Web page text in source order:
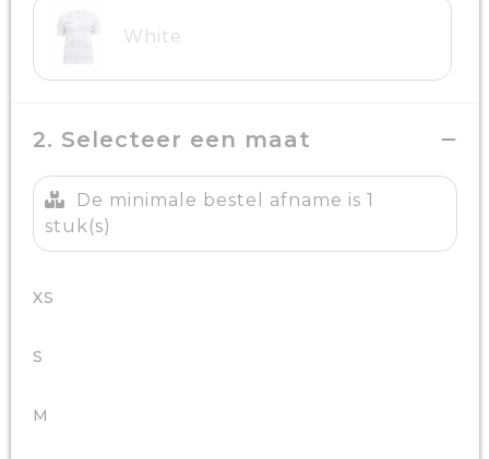
White
2. Selecteer een maat
De minimale bestel afname is 1
stuk(s)
XS
S
M